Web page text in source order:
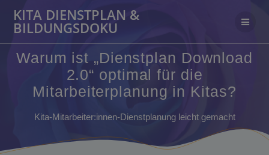
Inhalt
KITA DIENSTPLAN &
BILDUNGSDOKU
Warum ist „Dienstplan Download
2.0“ optimal für die
Mitarbeiterplanung in Kitas?
Kita-Mitarbeiter:innen-Dienstplanung leicht gemacht